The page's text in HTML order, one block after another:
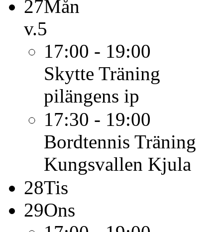
27Mån
v.5
17:00 - 19:00
Skytte Träning
pilängens ip
17:30 - 19:00
Bordtennis Träning
Kungsvallen Kjula
28Tis
29Ons